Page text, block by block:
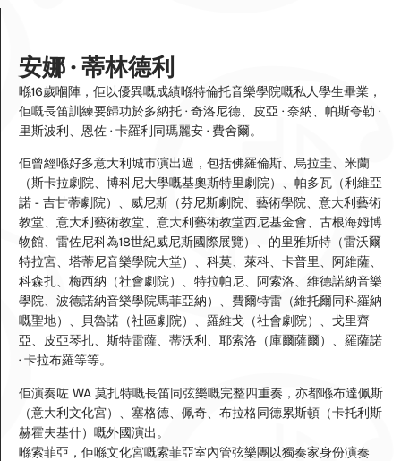
安娜 · 蒂林德利
喺16歲嗰陣，佢以優異嘅成績喺特倫托音樂學院嘅私人學生畢業，
佢嘅長笛訓練要歸功於多納托 · 奇洛尼德、皮亞 · 奈納、帕斯夸勒 ·
里斯波利、恩佐 · 卡羅利同瑪麗安 · 費舍爾。
佢曾經喺好多意大利城市演出過，包括佛羅倫斯、烏拉圭、米蘭
（斯卡拉劇院、博科尼大學嘅基奧斯特里劇院）、帕多瓦（利維亞
諾 - 吉甘蒂劇院）、威尼斯（芬尼斯劇院、藝術學院、意大利藝術
教堂、意大利藝術教堂、意大利藝術教堂西尼基金會、古根海姆博
物館、雷佐尼科為18世紀威尼斯國際展覽）、的里雅斯特（雷沃爾
特拉宮、塔蒂尼音樂學院大堂）、科莫、萊科、卡普里、阿維薩、
科森扎、梅西納（社會劇院）、特拉帕尼、阿索洛、維德諾納音樂
學院、波德諾納音樂學院馬菲亞納）、費爾特雷（維托爾同科羅納
嘅聖地）、貝魯諾（社區劇院）、羅維戈（社會劇院）、戈里齊
亞、皮亞琴扎、斯特雷薩、蒂沃利、耶索洛（庫爾薩爾）、羅薩諾
· 卡拉布羅等等。
佢演奏咗 WA 莫扎特嘅長笛同弦樂嘅完整四重奏，亦都喺布達佩斯
（意大利文化宮）、塞格德、佩奇、布拉格同德累斯頓（卡托利斯
赫霍夫基什）嘅外國演出。
喺索菲亞，佢喺文化宮嘅索菲亞室內管弦樂團以獨奏家身份演奏